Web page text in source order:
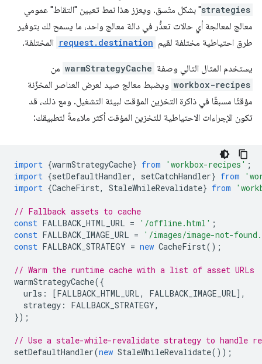
strategies" بشكل متّسق. ويعزز هذا نمط تعيين "التقاط" عمومي
معالج لمعالجة أي حالات تعذُّر في دالة معالج واحد، ما يسمح لك بتوفير
طرق احتياطية مختلفة لقيم request.destination المختلفة.
يستخدم المثال التالي وصفة warmStrategyCache من
workbox-recipes ويضبط معالج صيد لعرض العناصر المخزّنة
مؤقتًا مسبقًا في ذاكرة التخزين المؤقت لبيئة التشغيل. ومع ذلك، قد
تكون الإجراءات الاحتياطية للتخزين المؤقت أكثر ملاءمةً لتطبيقك:
import {warmStrategyCache} from 'workbox-recipes' ;
import {setDefaultHandler, setCatchHandler} from
import {CacheFirst, StaleWhileRevalidate} from
// Fallback assets to cache
const FALLBACK_HTML_URL = '/offline.html' ;
const FALLBACK_IMAGE_URL =
'/images/image-not-
const FALLBACK_STRATEGY = new CacheFirst();
// Warm the runtime cache with a list of asset URLs
warmStrategyCache({
urls : [FALLBACK_HTML_URL, FALLBACK_IMAGE_URL],
strategy : FALLBACK_STRATEGY,
});
// Use a stale-while-revalidate strategy to handle
setDefaultHandler(new StaleWhileRevalidate());